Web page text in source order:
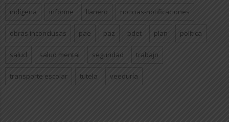
indígena informe llanero noticias-notificaciones
obras inconclusas pae paz pdet plan politica
salud salud mental seguridad trabajo
transporte escolar tutela veeduría